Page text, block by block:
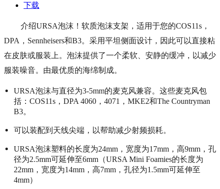
下载
介绍URSA泡沫！软质泡沫支架，适用于您的COS11s，
DPA，Sennheisers和B3。采用平坦侧面设计，因此可以直接粘
在皮肤或服装上。泡沫提供了一个柔软、安静的缓冲，以减少
服装噪音。由最优质的海绵制成。
URSA泡沫与直径为3-5mm的麦克风兼容。这些麦克风包
括：COS11s，DPA 4060，4071，MKE2和The Countryman
B3。
可以装配到天线尖端，以帮助减少射频损耗。
URSA泡沫塑料的长度为24mm，宽度为17mm，高9mm，孔
径为2.5mm可延伸至6mm（URSA Mini Foamies的长度为
22mm，宽度为14mm，高7mm，孔径为1.5mm可延伸至
4mm）